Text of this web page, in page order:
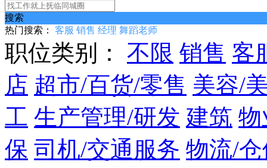
搜索
热门搜索：
客服 销售 经理 舞蹈老师
职位类别： 不限 销售 客
店 超市/百货/零售 美容/
工 生产管理/研发 建筑 物
保 司机/交通服务 物流/